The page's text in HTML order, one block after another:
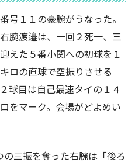
号１１の豪腕がうなった。
腕渡邉は、一回２死一、三
えた５番小関への初球を１
ロの直球で空振りさせる
球目は自己最速タイの１４
をマーク。会場がどよめい
三振を奪った右腕は「後ろ